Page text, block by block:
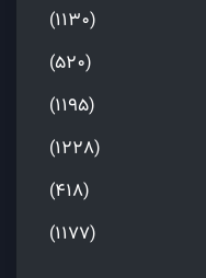
(1130)
(520)
(1195)
(1228)
(418)
(1177)